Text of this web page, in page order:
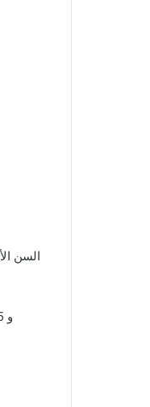
و 35 سنة بالنسبة لأعوان التنفيذ(مع تطبيق أحكام الأمر عدد 1229 لسنة 1982 المؤرخ في 02 سبتمبر 1982)